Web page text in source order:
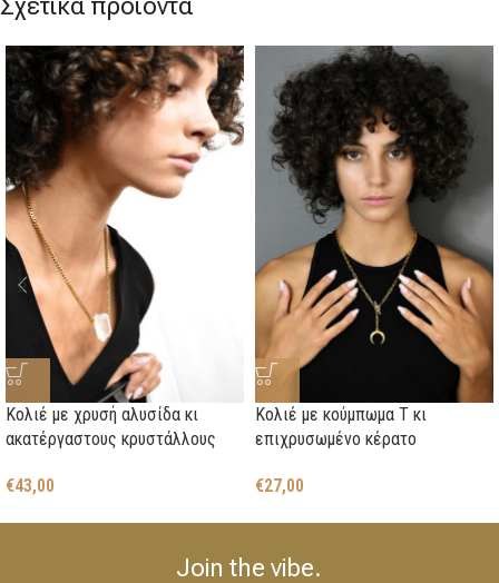
Σχετικά προϊόντα
Κολιέ με χρυσή αλυσίδα κι
ακατέργαστους κρυστάλλους
€43,00
Κολιέ με κούμπωμα Τ κι
επιχρυσωμένο κέρατο
€27,00
Join the vibe.